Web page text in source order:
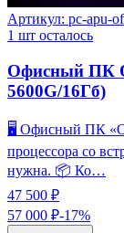
Артикул: pc-apu-
1 шт осталось
Офисный ПК
5600G/16Гб)
🖥️ Офисный ПК
процессора со
нужна. 📦 Ко…
47 500 ₽
57 000 ₽-17%